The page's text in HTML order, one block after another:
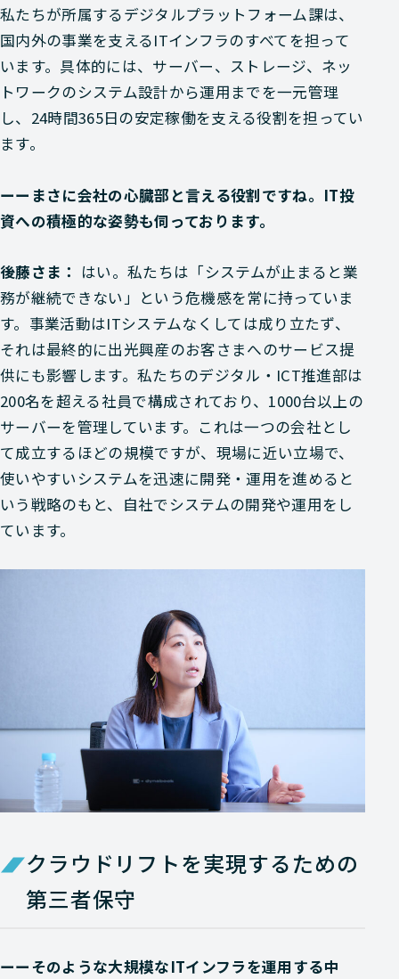
私たちが所属するデジタルプラットフォーム課は、
国内外の事業を支えるITインフラのすべてを担って
います。具体的には、サーバー、ストレージ、ネッ
トワークのシステム設計から運用までを一元管理
し、24時間365日の安定稼働を支える役割を担ってい
ます。
ーーまさに会社の心臓部と言える役割ですね。IT投
資への積極的な姿勢も伺っております。
後藤さま： はい。私たちは「システムが止まると業
務が継続できない」という危機感を常に持っていま
す。事業活動はITシステムなくしては成り立たず、
それは最終的に出光興産のお客さまへのサービス提
供にも影響します。私たちのデジタル・ICT推進部は
200名を超える社員で構成されており、1000台以上の
サーバーを管理しています。これは一つの会社とし
て成立するほどの規模ですが、現場に近い立場で、
使いやすいシステムを迅速に開発・運用を進めると
いう戦略のもと、自社でシステムの開発や運用をし
ています。
クラウドリフトを実現するための
第三者保守
ーーそのような大規模なITインフラを運用する中